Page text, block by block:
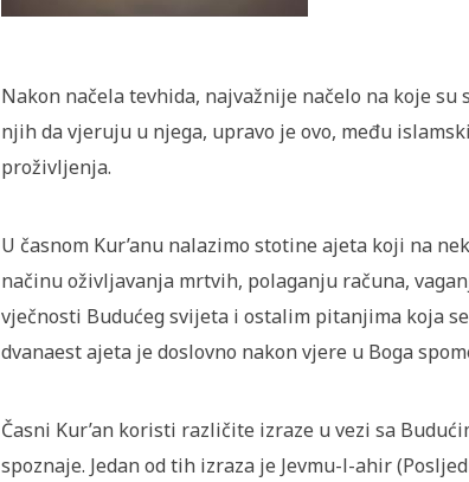
Nakon načela tevhida, najvažnije načelo na koje
njih da vjeruju u njega, upravo je ovo, među
proživljenja.
U časnom Kur’anu nalazimo stotine ajeta koji na
načinu oživljavanja mrtvih, polaganju računa,
vječnosti Budućeg svijeta i ostalim pitanjima koja
dvanaest ajeta je doslovno nakon vjere u Boga
Časni Kur’an koristi različite izraze u vezi sa
spoznaje. Jedan od tih izraza je Jevmu-l-ahir